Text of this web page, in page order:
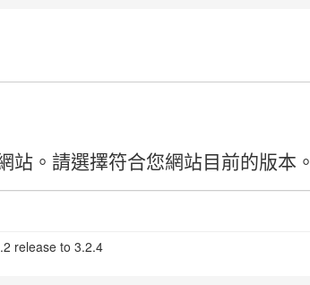
。請選擇符合您網站目前的版本。
release to 3.2.4